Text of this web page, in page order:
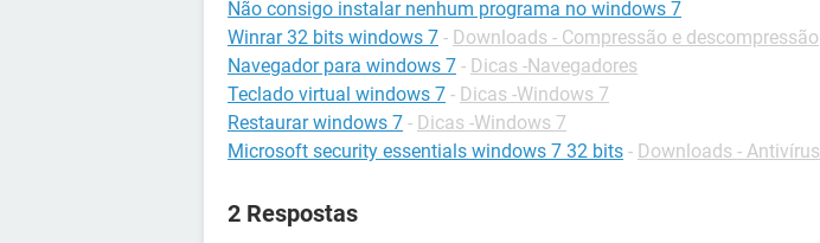
Não consigo instalar nenhum programa no windows 7
Winrar 32 bits windows 7 - Downloads - Compressão e descompressão
Navegador para windows 7 - Dicas -Navegadores
Teclado virtual windows 7 - Dicas -Windows 7
Restaurar windows 7 - Dicas -Windows 7
Microsoft security essentials windows 7 32 bits - Downloads - Antivírus
2 Respostas